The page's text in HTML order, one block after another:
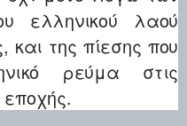
ελληνικού λαού
της πίεσης που
ρεύμα στις